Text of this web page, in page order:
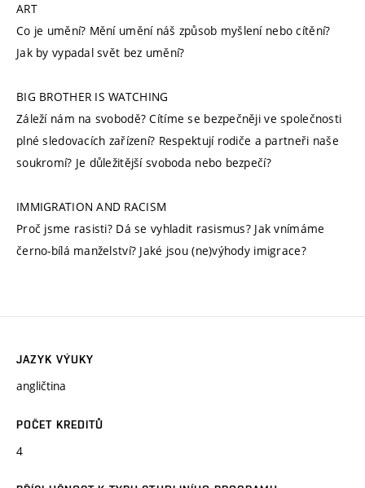
ART
Co je umění? Mění umění náš způsob myšlení nebo cítění?
Jak by vypadal svět bez umění?
BIG BROTHER IS WATCHING
Záleží nám na svobodě? Cítíme se bezpečněji ve společnosti
plné sledovacích zařízení? Respektují rodiče a partneři naše
soukromí? Je důležitější svoboda nebo bezpečí?
IMMIGRATION AND RACISM
Proč jsme rasisti? Dá se vyhladit rasismus? Jak vnímáme
černo-bílá manželství? Jaké jsou (ne)výhody imigrace?
JAZYK VÝUKY
angličtina
POČET KREDITŮ
4